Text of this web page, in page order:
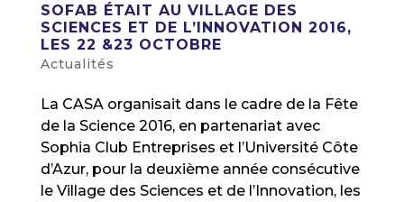
SOFAB ÉTAIT AU VILLAGE DES
SCIENCES ET DE L’INNOVATION 2016,
LES 22 &23 OCTOBRE
Actualités
La CASA organisait dans le cadre de la Fête
de la Science 2016, en partenariat avec
Sophia Club Entreprises et l’Université Côte
d’Azur, pour la deuxième année consécutive
le Village des Sciences et de l’Innovation, les